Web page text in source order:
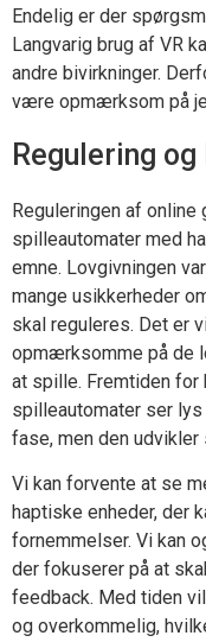
Endelig er der
Langvarig brug af VR
andre bivirkninger.
være opmærksom på
Regulering
Reguleringen af online
spilleautomater med
emne. Lovgivningen
mange usikkerheder
skal reguleres. Det er
opmærksomme på de
at spille. Fremtiden for
spilleautomater ser
fase, men den udvikler
Vi kan forvente at se
haptiske enheder, der
fornemmelser. Vi kan
der fokuserer på at
feedback. Med tiden
og overkommelig,